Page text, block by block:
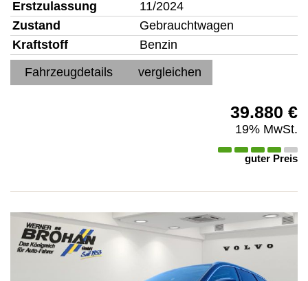
Erstzulassung
11/2024
Zustand
Gebrauchtwagen
Kraftstoff
Benzin
Fahrzeugdetails
vergleichen
39.880 €
19% MwSt.
guter Preis